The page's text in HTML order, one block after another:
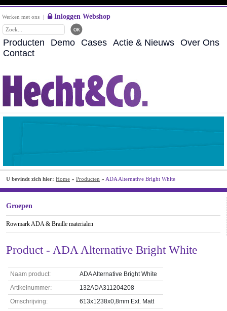
Werken met ons | Inloggen Webshop
Producten Demo Cases Actie & Nieuws Over Ons
Contact
U bevindt zich hier: Home » Producten » ADA Alternative Bright White
Groepen
Rowmark ADA & Braille materialen
Product - ADA Alternative Bright White
Naam product:
ADA Alternative Bright White
Artikelnummer:
132ADA311204208
Omschrijving:
613x1238x0,8mm Ext. Matt